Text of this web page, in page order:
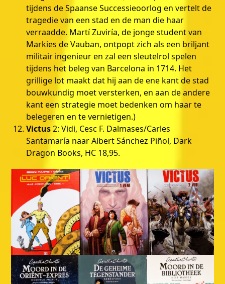
tijdens de Spaanse Successieoorlog en vertelt de
tragedie van een stad en de man die haar
verraadde. Martí Zuviría, de jonge student van
Markies de Vauban, ontpopt zich als een briljant
militair ingenieur en zal een sleutelrol spelen
tijdens het beleg van Barcelona in 1714. Het
grillige lot maakt dat hij aan de ene kant de stad
bouwkundig moet versterken, en aan de andere
kant een strategie moet bedenken om haar te
belegeren en te vernietigen.)
Victus2: Vidi, Cesc F. Dalmases/Carles
Santamaría naar Albert Sánchez Piñol, Dark
Dragon Books, HC 18,95.